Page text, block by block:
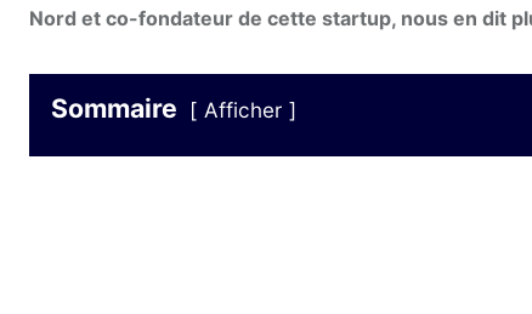
Nord et co-fondateur de cette startup, nous en dit
Sommaire Afficher